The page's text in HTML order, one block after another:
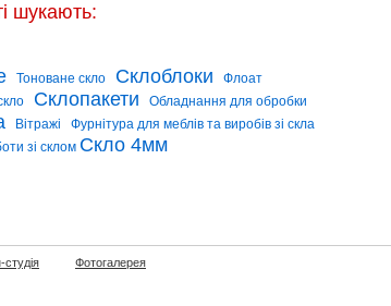
шукають:
Тоноване скло Склоблоки
Флоат
Склопакети
Обладнання для обробки
Вітражі
Фурнітура для меблів та виробів зі скла
зі склом Скло 4мм
студія Фотогалерея